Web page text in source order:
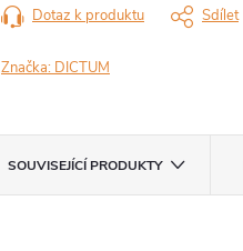
Dotaz k produktu Sdílet
Značka: DICTUM
SOUVISEJÍCÍ PRODUKTY